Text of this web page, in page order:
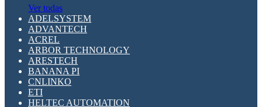
Ver todas
ADELSYSTEM
ADVANTECH
ACREL
ARBOR TECHNOLOGY
ARESTECH
BANANA PI
CNLINKO
ETI
HELTEC AUTOMATION